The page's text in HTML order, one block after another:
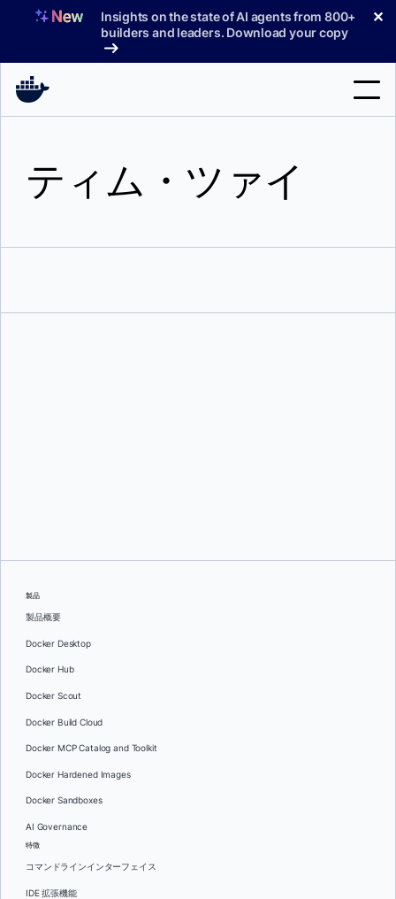
へ
Insights on the state of AI agents from 800+
builders and leaders. Download your copy
✕
製品
ティム・ツァイ
製品
製品概要
Docker Desktop
Docker Hub
Docker Scout
Docker Build Cloud
Docker MCP Catalog and Toolkit
Docker Hardened Images
Docker Sandboxes
AI Governance
特徴
コマンドラインインターフェイス
IDE 拡張機能